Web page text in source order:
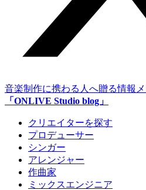
音楽制作に携わる人へ贈る情報
「ONLIVE Studio blog」
クリエイターを探す
プロデューサー
シンガー
アレンジャー
作曲家
ミックスエンジニア